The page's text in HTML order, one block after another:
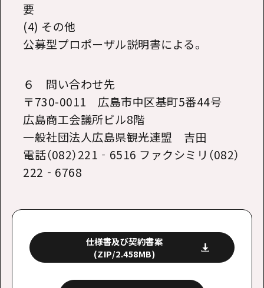
要
(4) その他
公募型プロポーザル説明書による。
６ 問い合わせ先
〒730-0011 広島市中区基町5番44号
広島商工会議所ビル8階
一般社団法人広島県観光連盟 吉田
電話（082）221‐6516 ファクシミリ（082）
222‐6768
仕様書及び契約書案
(ZIP/2.458MB)